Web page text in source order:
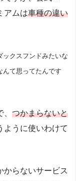
アムは車種の違い
ックスフンドみたいな
んて思ってたんです
つかまらないと
ように使いわけて
からないサービス